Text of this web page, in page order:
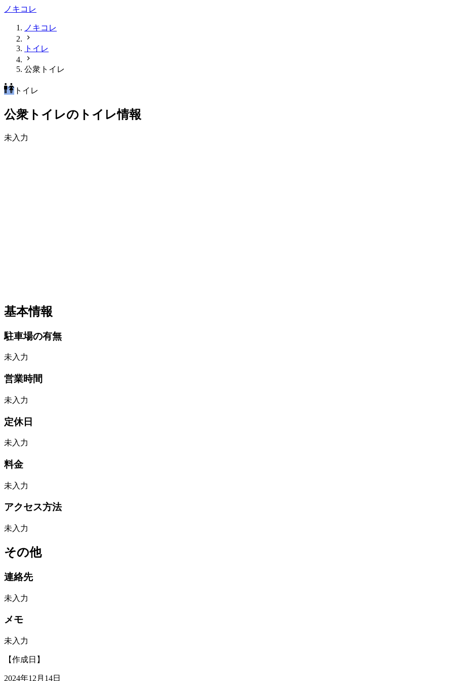
ノキコレ
ノキコレ
トイレ
公衆トイレ
トイレ
公衆トイレのトイレ情報
未入力
基本情報
駐車場の有無
未入力
営業時間
未入力
定休日
未入力
料金
未入力
アクセス方法
未入力
その他
連絡先
未入力
メモ
未入力
【作成日】
2024年12月14日